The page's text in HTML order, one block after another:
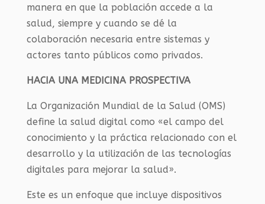
manera en que la población accede a la
salud, siempre y cuando se dé la
colaboración necesaria entre sistemas y
actores tanto públicos como privados.
HACIA UNA MEDICINA PROSPECTIVA
La Organización Mundial de la Salud (OMS)
define la salud digital como «el campo del
conocimiento y la práctica relacionado con el
desarrollo y la utilización de las tecnologías
digitales para mejorar la salud».
Este es un enfoque que incluye dispositivos